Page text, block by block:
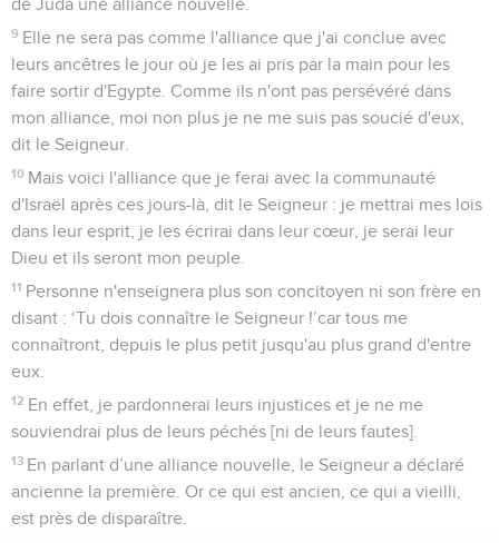
de Juda une alliance nouvelle.
9 Elle ne sera pas comme l'alliance que j'ai conclue avec
leurs ancêtres le jour où je les ai pris par la main pour les
faire sortir d'Egypte. Comme ils n'ont pas persévéré dans
mon alliance, moi non plus je ne me suis pas soucié d'eux,
dit le Seigneur.
10 Mais voici l'alliance que je ferai avec la communauté
d'Israël après ces jours-là, dit le Seigneur : je mettrai mes lois
dans leur esprit, je les écrirai dans leur cœur, je serai leur
Dieu et ils seront mon peuple.
11 Personne n'enseignera plus son concitoyen ni son frère en
disant : ‘Tu dois connaître le Seigneur !’car tous me
connaîtront, depuis le plus petit jusqu'au plus grand d'entre
eux.
12 En effet, je pardonnerai leurs injustices et je ne me
souviendrai plus de leurs péchés [ni de leurs fautes].
13 En parlant d’une alliance nouvelle, le Seigneur a déclaré
ancienne la première. Or ce qui est ancien, ce qui a vieilli,
est près de disparaître.